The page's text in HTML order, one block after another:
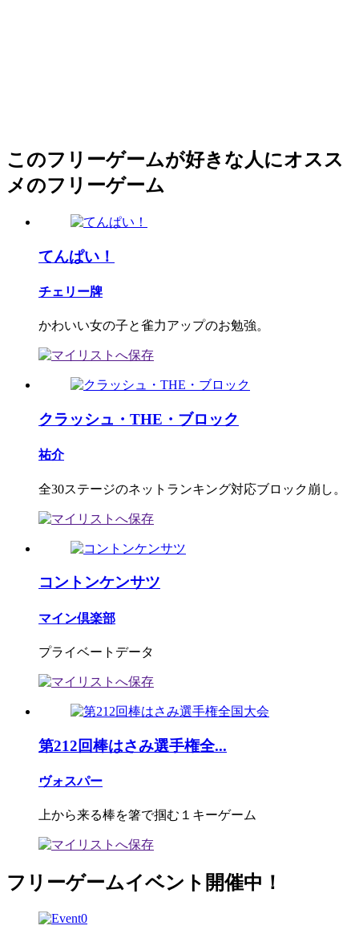
このフリーゲームが好きな人にオスス
メのフリーゲーム
てんぱい！
チェリー牌
かわいい女の子と雀力アップのお勉強。
クラッシュ・THE・ブロック
祐介
全30ステージのネットランキング対応ブロック崩し。
コントンケンサツ
マイン倶楽部
プライベートデータ
第212回棒はさみ選手権全...
ヴォスパー
上から来る棒を箸で掴む１キーゲーム
フリーゲームイベント開催中！